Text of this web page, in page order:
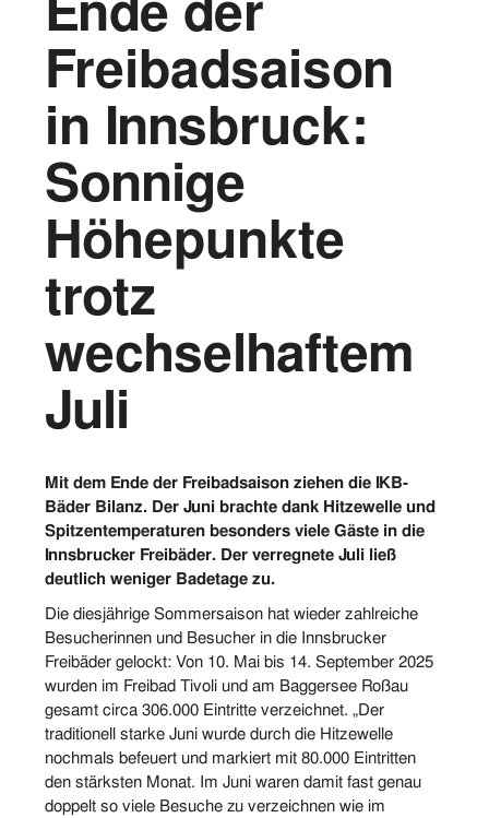
Bilder
Kontakt
Freibadsaison
in Innsbruck:
Sonnige
Höhepunkte
trotz
wechselhaftem
Juli
Mit dem Ende der Freibadsaison ziehen die IKB-
Bäder Bilanz. Der Juni brachte dank Hitzewelle und
Spitzentemperaturen besonders viele Gäste in die
Innsbrucker Freibäder. Der verregnete Juli ließ
deutlich weniger Badetage zu.
Die diesjährige Sommersaison hat wieder zahlreiche
Besucherinnen und Besucher in die Innsbrucker
Freibäder gelockt: Von 10. Mai bis 14. September 2025
wurden im Freibad Tivoli und am Baggersee Roßau
gesamt circa 306.000 Eintritte verzeichnet. „Der
traditionell starke Juni wurde durch die Hitzewelle
nochmals befeuert und markiert mit 80.000 Eintritten
den stärksten Monat. Im Juni waren damit fast genau
doppelt so viele Besuche zu verzeichnen wie im